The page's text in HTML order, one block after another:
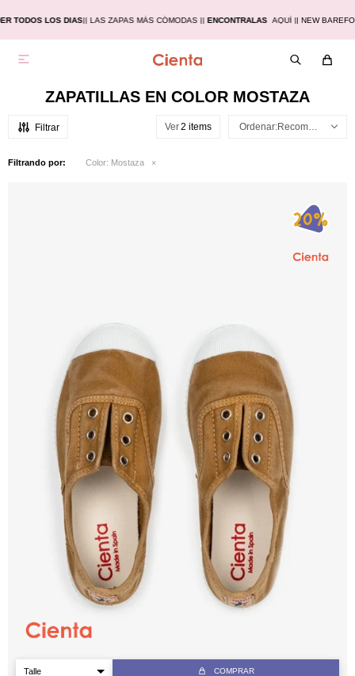
TODOS LOS DIAS|| LAS ZAPAS MÁS CÓMODAS | |ENCONTRALAS AQUÍ | | NEW

ZAPATILLAS EN COLOR MOSTAZA
Ver Recomendados
Filtrando por: Color: Mostaza
COMPRAR